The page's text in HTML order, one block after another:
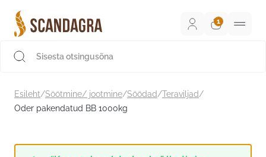
sisu
juurde
Esileht/Söötmine/ jootmine/Söödad/Teraviljad/
Oder pakendatud BB 1000kg